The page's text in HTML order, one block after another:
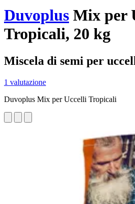
Duvoplus Mix per
Tropicali, 20 kg
Miscela di semi per
1 valutazione
Duvoplus Mix per Uccelli Tropicali